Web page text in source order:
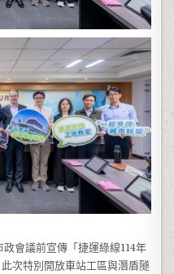
會議前宣傳「捷運綠線114年
次特別開放車站工區與潛盾隧